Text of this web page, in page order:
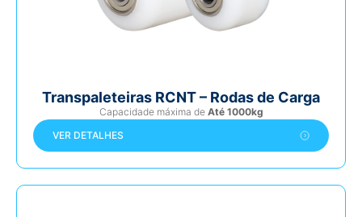
Transpaleteiras RCNT – Rodas de Carga
Capacidade máxima de Até 1000kg
VER DETALHES